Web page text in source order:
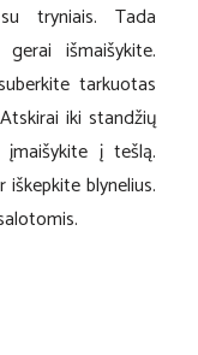
tryniais. Tada
išmaišykite.
tarkuotas
iki standžių
į tešlą.
blynelius.